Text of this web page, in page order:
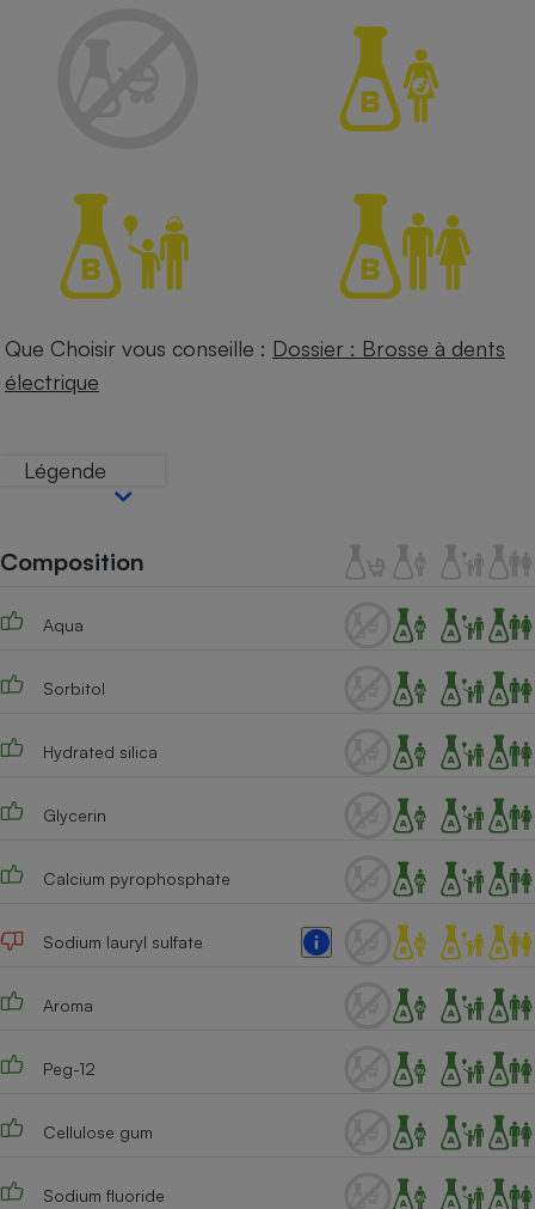
Que Choisir vous conseille : Dossier : Brosse à dents
électrique
Légende
Composition
Aqua
Sorbitol
Hydrated silica
Glycerin
Calcium pyrophosphate
Sodium lauryl sulfate
Aroma
Peg-12
Cellulose gum
Sodium fluoride
Complément
alimentaire
bouteille
Assurance emprunteur
Petit électroménager -
Lave-linge
induction
Ventilateur
Cafetière à expressos
Téléphone mobile -
Smartphone
Antivirus
Matelas
Climatiseur -
Ventilateur
Mutuelle
Antimoustique